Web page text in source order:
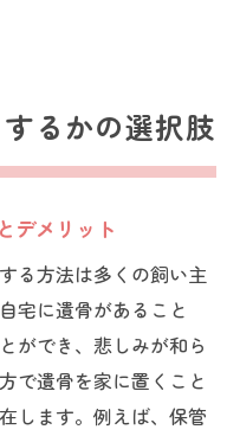
るかの選択肢
デメリット
る方法は多くの飼い主
宅に遺骨があること
ができ、悲しみが和ら
で遺骨を家に置くこと
します。例えば、保管